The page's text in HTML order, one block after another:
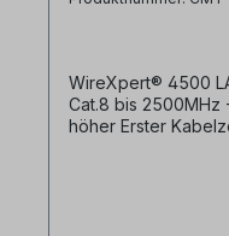
WireXpert® 4500
Cat.8 bis 2500MHz
höher Erster